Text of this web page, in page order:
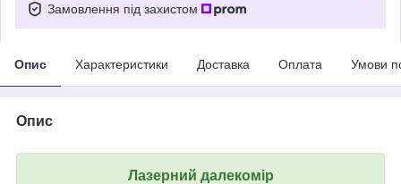
Замовлення під захистом
Опис Характеристики Доставка Оплата Умови
Опис
Лазерний далекомір